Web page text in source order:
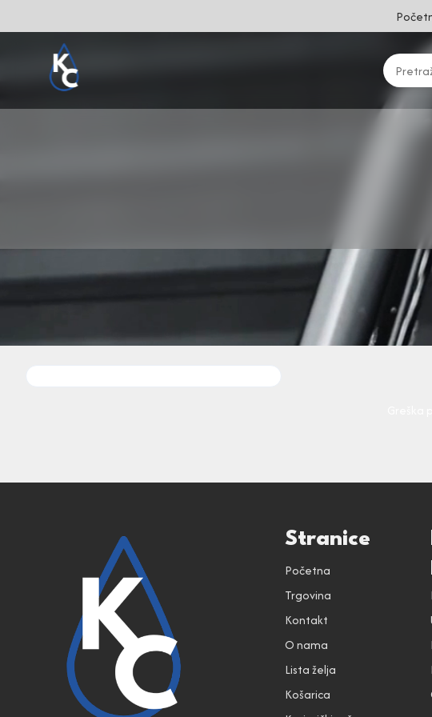
Stranice
Početna
Trgovina
Kontakt
O nama
Lista želja
Košarica